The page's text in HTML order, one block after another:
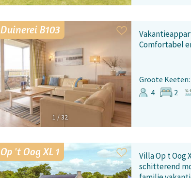
1 /32
Duinerei B103
Comfortabel
Groote
4
2
Op 't Oog XL 1
Villa Op t Oog
schitterend